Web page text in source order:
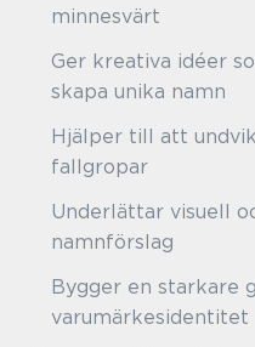
minnesvärt
Ger kreativa idéer
skapa unika namn
Hjälper till att
fallgropar
Underlättar visuell
namnförslag
Bygger en starkare
varumärkesidentitet